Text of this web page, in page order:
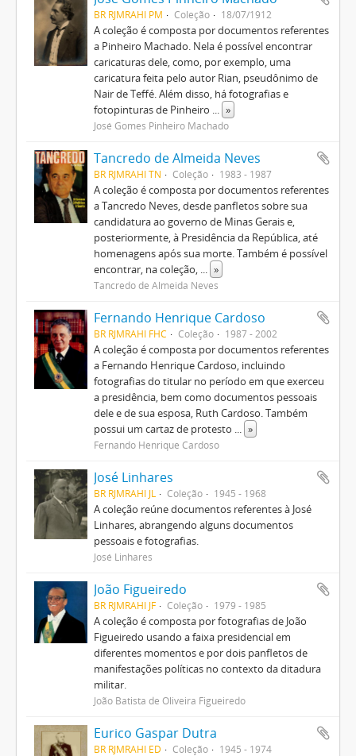
BR RJMRAHI PM Coleção 18/07/1912
A coleção é composta por documentos referentes
a Pinheiro Machado. Nela é possível encontrar
caricaturas dele, como, por exemplo, uma
caricatura feita pelo autor Rian, pseudônimo de
Nair de Teffé. Além disso, há fotografias e
fotopinturas de Pinheiro ... »
José Gomes Pinheiro Machado
Tancredo de Almeida Neves
BR RJMRAHI TN Coleção 1983 - 1987
A coleção é composta por documentos referentes
a Tancredo Neves, desde panfletos sobre sua
candidatura ao governo de Minas Gerais e,
posteriormente, à Presidência da República, até
homenagens após sua morte. Também é possível
encontrar, na coleção, ... »
Tancredo de Almeida Neves
Fernando Henrique Cardoso
BR RJMRAHI FHC Coleção 1987 - 2002
A coleção é composta por documentos referentes
a Fernando Henrique Cardoso, incluindo
fotografias do titular no período em que exerceu
a presidência, bem como documentos pessoais
dele e de sua esposa, Ruth Cardoso. Também
possui um cartaz de protesto ... »
Fernando Henrique Cardoso
José Linhares
BR RJMRAHI JL Coleção 1945 - 1968
A coleção reúne documentos referentes à José
Linhares, abrangendo alguns documentos
pessoais e fotografias.
José Linhares
João Figueiredo
BR RJMRAHI JF Coleção 1979 - 1985
A coleção é composta por fotografias de João
Figueiredo usando a faixa presidencial em
diferentes momentos e por dois panfletos de
manifestações políticas no contexto da ditadura
militar.
João Batista de Oliveira Figueiredo
Eurico Gaspar Dutra
BR RJMRAHI ED Coleção 1945 - 1974